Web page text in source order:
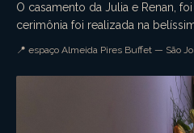
O casamento da Julia e Renan,
cerimônia foi realizada na
📍 espaço Almeida Pires Buffet — São